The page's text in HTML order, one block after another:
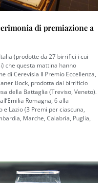
di premiazione a
(prodotte da 27 birrifici i cui
che questa mattina hanno
di Cerevisia Il Premio Eccellenza,
Bock, prodotta dal birrificio
della Battaglia (Treviso, Veneto).
Romagna, 6 alla
e Lazio (3 Premi per ciascuna,
Marche, Calabria, Puglia,